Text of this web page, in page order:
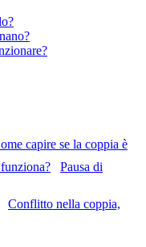
capire se la coppia è
Pausa di
Conflitto nella coppia,